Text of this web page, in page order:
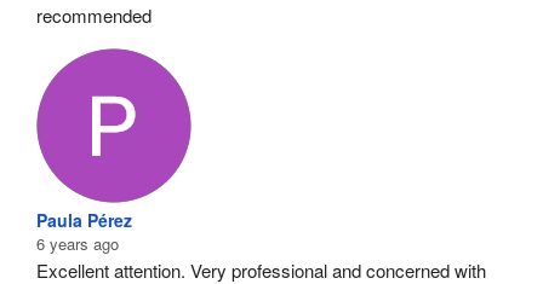
recommended
Paula Pérez
6 years ago
Excellent attention. Very professional and concerned with